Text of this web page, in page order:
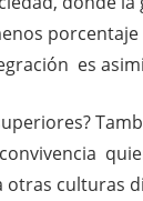
es
otras culturas